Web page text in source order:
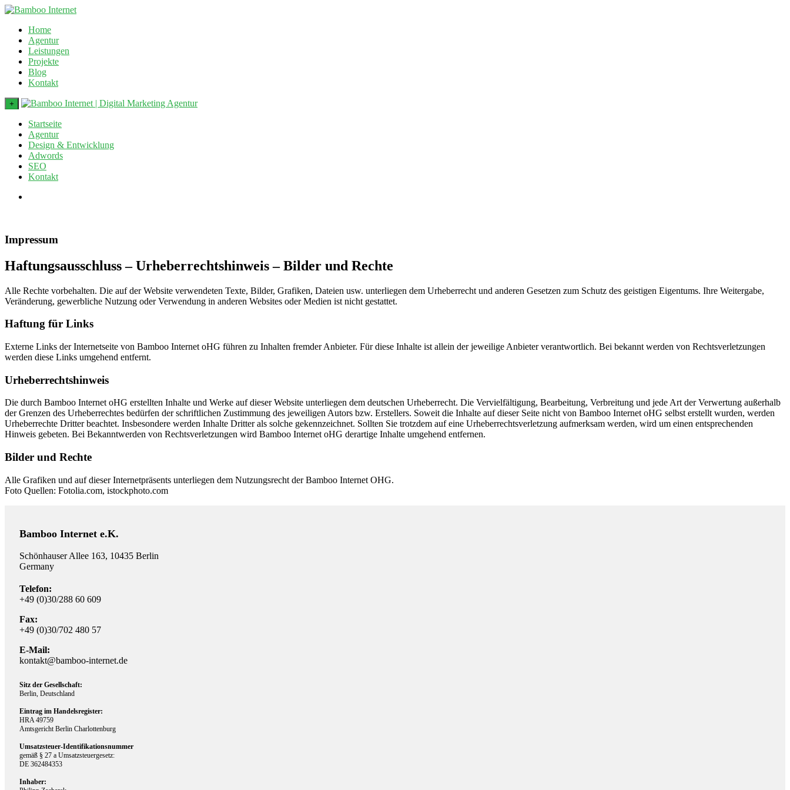
Home
Agentur
Leistungen
Projekte
Blog
Kontakt
+
Startseite
Agentur
Design & Entwicklung
Adwords
SEO
Kontakt
Impressum
Haftungsausschluss – Urheberrechtshinweis – Bilder und Rechte
Alle Rechte vorbehalten. Die auf der Website verwendeten Texte, Bilder, Grafiken, Dateien usw. unterliegen dem Urheberrecht und anderen Gesetzen zum Schutz des geistigen Eigentums. Ihre Weitergabe,
Veränderung, gewerbliche Nutzung oder Verwendung in anderen Websites oder Medien ist nicht gestattet.
Haftung für Links
Externe Links der Internetseite von Bamboo Internet oHG führen zu Inhalten fremder Anbieter. Für diese Inhalte ist allein der jeweilige Anbieter verantwortlich. Bei bekannt werden von Rechtsverletzungen
werden diese Links umgehend entfernt.
Urheberrechtshinweis
Die durch Bamboo Internet oHG erstellten Inhalte und Werke auf dieser Website unterliegen dem deutschen Urheberrecht. Die Vervielfältigung, Bearbeitung, Verbreitung und jede Art der Verwertung außerhalb
der Grenzen des Urheberrechtes bedürfen der schriftlichen Zustimmung des jeweiligen Autors bzw. Erstellers. Soweit die Inhalte auf dieser Seite nicht von Bamboo Internet oHG selbst erstellt wurden, werden
Urheberrechte Dritter beachtet. Insbesondere werden Inhalte Dritter als solche gekennzeichnet. Sollten Sie trotzdem auf eine Urheberrechtsverletzung aufmerksam werden, wird um einen entsprechenden
Hinweis gebeten. Bei Bekanntwerden von Rechtsverletzungen wird Bamboo Internet oHG derartige Inhalte umgehend entfernen.
Bilder und Rechte
Alle Grafiken und auf dieser Internetpräsents unterliegen dem Nutzungsrecht der Bamboo Internet OHG.
Foto Quellen: Fotolia.com, istockphoto.com
Bamboo Internet e.K.
Schönhauser Allee 163, 10435 Berlin
Germany
Telefon:
+49 (0)30/288 60 609
Fax:
+49 (0)30/702 480 57
E-Mail:
kontakt@bamboo-internet.de
Sitz der Gesellschaft:
Berlin, Deutschland
Eintrag im Handelsregister:
HRA 49759
Amtsgericht Berlin Charlottenburg
Umsatzsteuer-Identifikationsnummer
gemäß § 27 a Umsatzsteuergesetz:
DE 362484353
Inhaber: